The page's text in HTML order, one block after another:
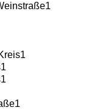
1
1
1
1
1